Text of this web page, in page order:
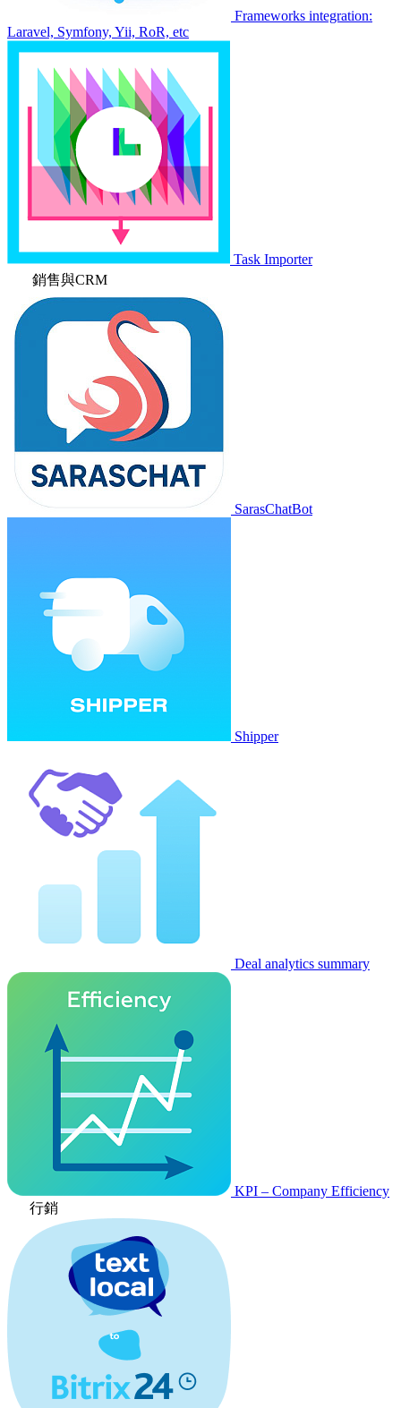
Frameworks integration:
Laravel, Symfony, Yii, RoR, etc
Task Importer
銷售與CRM
SarasChatBot
Shipper
Deal analytics summary
KPI – Company Efficiency
行銷